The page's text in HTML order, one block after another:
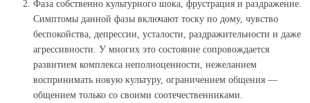
Фаза собственно культурного шока, фрустрация и раздражение.
Симптомы данной фазы включают тоску по дому, чувство
беспокойства, депрессии, усталости, раздражительности и даже
агрессивности. У многих это состояние сопровождается
развитием комплекса неполноценности, нежеланием
воспринимать новую культуру, ограничением общения —
общением только со своими соотечественниками.